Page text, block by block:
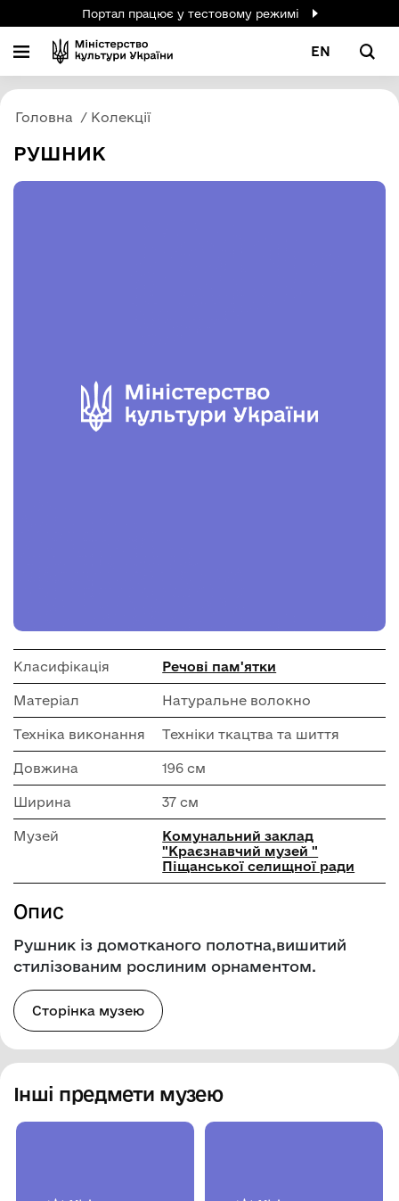
Портал працює у тестовому режимі
EN
Головна Колекції
РУШНИК
Класифікація Речові пам'ятки
Матеріал Натуральне волокно
Техніка виконання Техніки ткацтва та шиття
Довжина 196 см
Ширина 37 см
Музей
Комунальний заклад
"Краєзнавчий музей "
Піщанської селищної ради
Опис
Рушник із домотканого полотна,вишитий
стилізованим рослиним орнаментом.
Сторінка музею
Інші предмети музею